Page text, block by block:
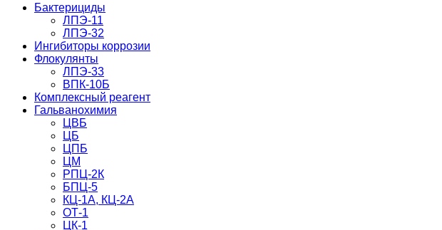
Бактерициды
ЛПЭ-11
ЛПЭ-32
Ингибиторы коррозии
Флокулянты
ЛПЭ-33
ВПК-10Б
Комплексный реагент
Гальванохимия
ЦВБ
ЦБ
ЦПБ
ЦМ
РПЦ-2К
БПЦ-5
КЦ-1А, КЦ-2А
ОТ-1
ЦК-1